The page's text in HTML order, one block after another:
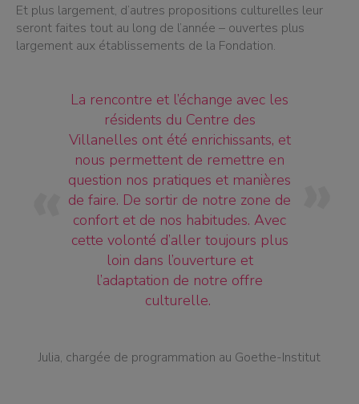
Et plus largement, d’autres propositions culturelles leur
seront faites tout au long de l’année – ouvertes plus
largement aux établissements de la Fondation.
La rencontre et l’échange avec les
résidents du Centre des
Villanelles ont été enrichissants, et
nous permettent de remettre en
question nos pratiques et manières
de faire. De sortir de notre zone de
confort et de nos habitudes. Avec
cette volonté d’aller toujours plus
loin dans l’ouverture et
l’adaptation de notre offre
culturelle.
Julia, chargée de programmation au Goethe-Institut